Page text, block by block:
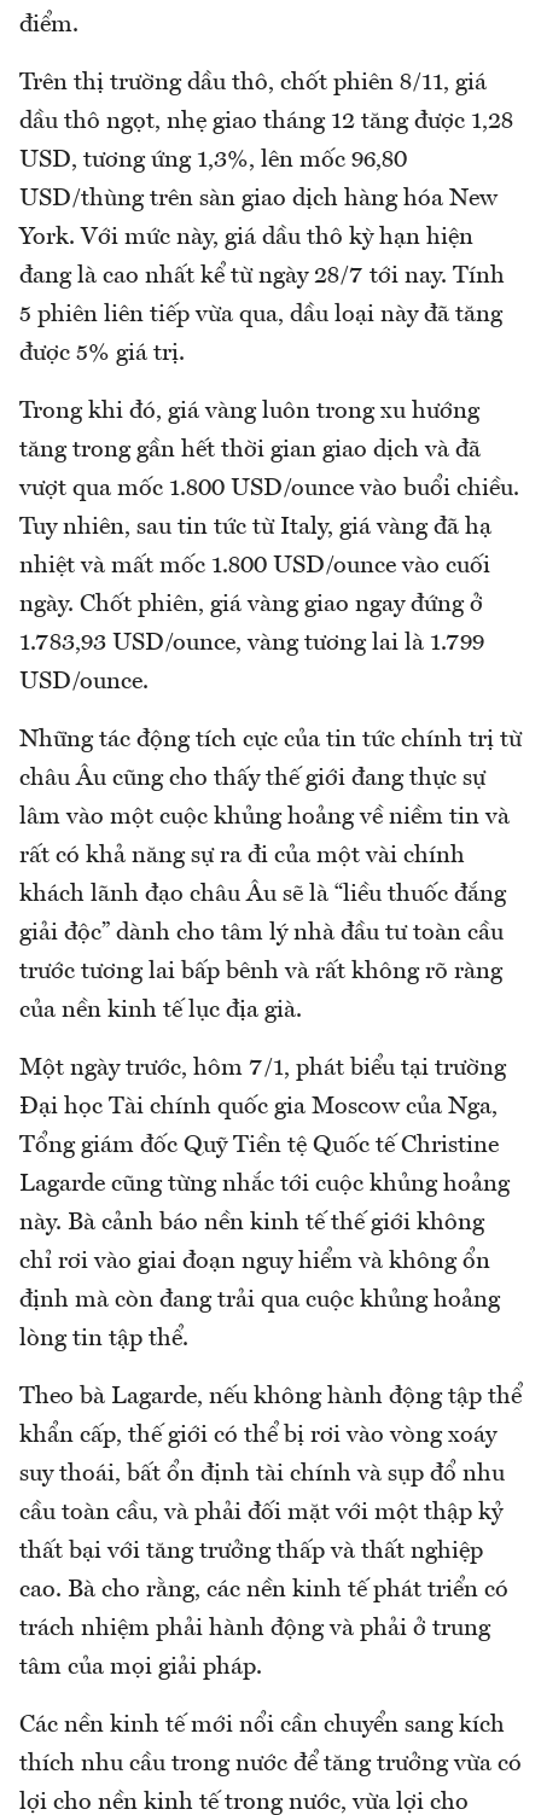
điểm.
Trên thị trường dầu thô, chốt phiên 8/11, giá
dầu thô ngọt, nhẹ giao tháng 12 tăng được 1,28
USD, tương ứng 1,3%, lên mốc 96,80
USD/thùng trên sàn giao dịch hàng hóa New
York. Với mức này, giá dầu thô kỳ hạn hiện
đang là cao nhất kể từ ngày 28/7 tới nay. Tính
5 phiên liên tiếp vừa qua, dầu loại này đã tăng
được 5% giá trị.
Trong khi đó, giá vàng luôn trong xu hướng
tăng trong gần hết thời gian giao dịch và đã
vượt qua mốc 1.800 USD/ounce vào buổi chiều.
Tuy nhiên, sau tin tức từ Italy, giá vàng đã hạ
nhiệt và mất mốc 1.800 USD/ounce vào cuối
ngày. Chốt phiên, giá vàng giao ngay đứng ở
1.783,93 USD/ounce, vàng tương lai là 1.799
USD/ounce.
Những tác động tích cực của tin tức chính trị từ
châu Âu cũng cho thấy thế giới đang thực sự
lâm vào một cuộc khủng hoảng về niềm tin và
rất có khả năng sự ra đi của một vài chính
khách lãnh đạo châu Âu sẽ là “liều thuốc đắng
giải độc” dành cho tâm lý nhà đầu tư toàn cầu
trước tương lai bấp bênh và rất không rõ ràng
của nền kinh tế lục địa già.
Một ngày trước, hôm 7/1, phát biểu tại trường
Đại học Tài chính quốc gia Moscow của Nga,
Tổng giám đốc Quỹ Tiền tệ Quốc tế Christine
Lagarde cũng từng nhắc tới cuộc khủng hoảng
này. Bà cảnh báo nền kinh tế thế giới không
chỉ rơi vào giai đoạn nguy hiểm và không ổn
định mà còn đang trải qua cuộc khủng hoảng
lòng tin tập thể.
Theo bà Lagarde, nếu không hành động tập thể
khẩn cấp, thế giới có thể bị rơi vào vòng xoáy
suy thoái, bất ổn định tài chính và sụp đổ nhu
cầu toàn cầu, và phải đối mặt với một thập kỷ
thất bại với tăng trưởng thấp và thất nghiệp
cao. Bà cho rằng, các nền kinh tế phát triển có
trách nhiệm phải hành động và phải ở trung
tâm của mọi giải pháp.
Các nền kinh tế mới nổi cần chuyển sang kích
thích nhu cầu trong nước để tăng trưởng vừa có
lợi cho nền kinh tế trong nước, vừa lợi cho